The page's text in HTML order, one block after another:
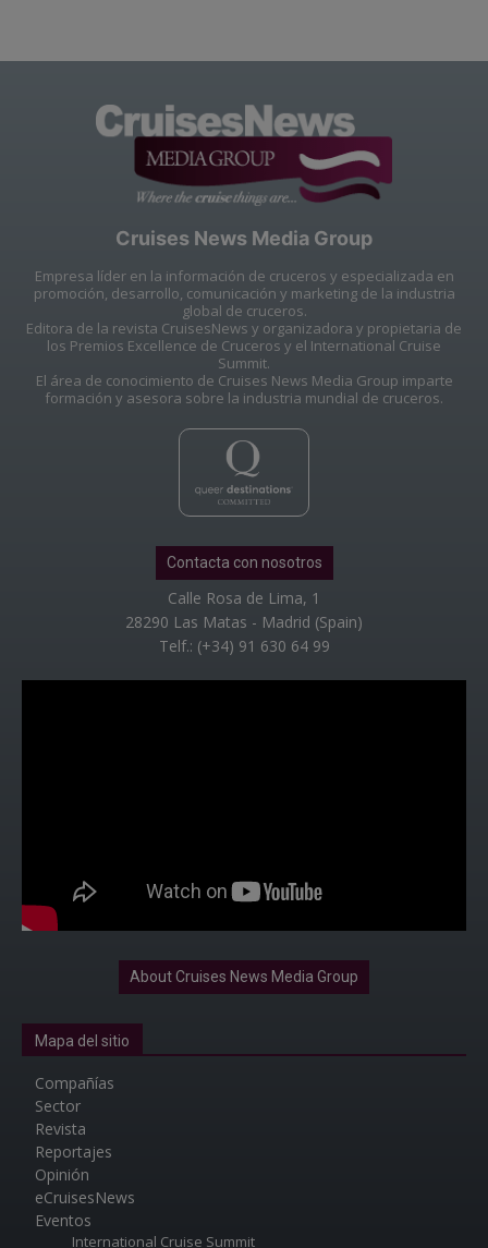
Cruises News Media Group
Empresa líder en la información de cruceros y especializada en
promoción, desarrollo, comunicación y marketing de la industria
global de cruceros.
Editora de la revista CruisesNews y organizadora y propietaria de
los Premios Excellence de Cruceros y el International Cruise
Summit.
El área de conocimiento de Cruises News Media Group imparte
formación y asesora sobre la industria mundial de cruceros.
Contacta con nosotros
Calle Rosa de Lima, 1
28290 Las Matas - Madrid (Spain)
Telf.: (+34) 91 630 64 99
About Cruises News Media Group
Mapa del sitio
Compañías
Sector
Revista
Reportajes
Opinión
eCruisesNews
Eventos
International Cruise Summit